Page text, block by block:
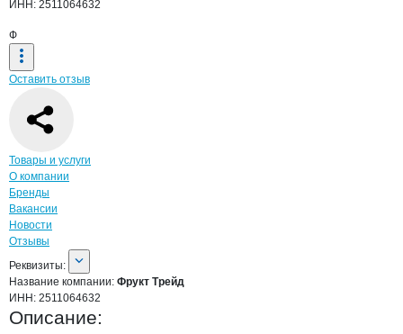
ИНН: 2511064632
Ф
Оставить отзыв
Навигация по странице
Товары и услуги
О компании
Бренды
Вакансии
Новости
Отзывы
О компании
Реквизиты
Реквизиты:
Название компании: Фрукт Трейд
ИНН: 2511064632
Описание: